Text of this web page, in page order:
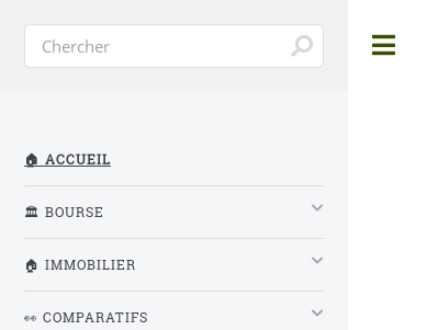
🏠 ACCUEIL
🏛️ BOURSE
🏠 IMMOBILIER
👀 COMPARATIFS